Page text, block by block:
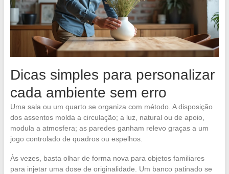
Dicas simples para personalizar
cada ambiente sem erro
Uma sala ou um quarto se organiza com método. A disposição
dos assentos molda a circulação; a luz, natural ou de apoio,
modula a atmosfera; as paredes ganham relevo graças a um
jogo controlado de quadros ou espelhos.
Às vezes, basta olhar de forma nova para objetos familiares
para injetar uma dose de originalidade. Um banco patinado se